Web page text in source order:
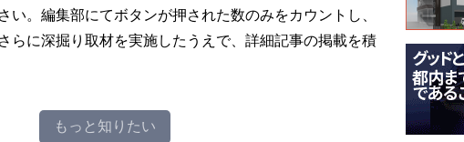
い。編集部にてボタンが押された数のみをカウントし、
らに深掘り取材を実施したうえで、詳細記事の掲載を積
もっと知りたい